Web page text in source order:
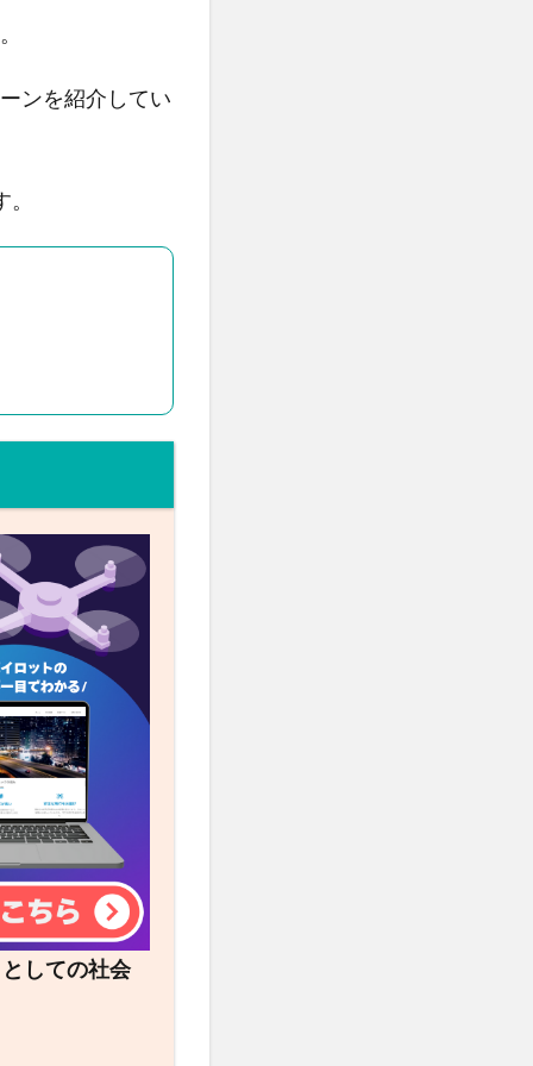
ンを紹介してい
しての社会